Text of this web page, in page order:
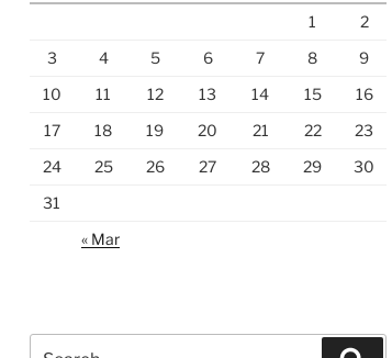
1
2
3
4 5 6 7 8
9
10
11 12 13 14 15
16
17
18 19 20 21 22
23
24
25 26 27 28 29
30
31
« Mar